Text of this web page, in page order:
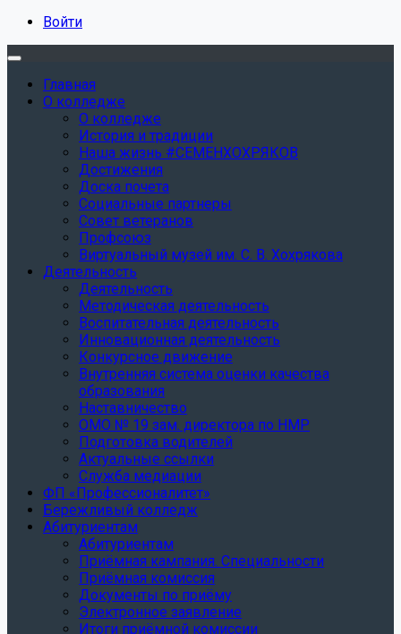
Войти
Главная
О колледже
О колледже
История и традиции
Наша жизнь #СЕМЕНХОХРЯКОВ
Достижения
Доска почета
Социальные партнеры
Совет ветеранов
Профсоюз
Виртуальный музей им. С. В. Хохрякова
Деятельность
Деятельность
Методическая деятельность
Воспитательная деятельность
Инновационная деятельность
Конкурсное движение
Внутренняя система оценки качества
образования
Наставничество
ОМО № 19 зам. директора по НМР
Подготовка водителей
Актуальные ссылки
Служба медиации
ФП «Профессионалитет»
Бережливый колледж
Абитуриентам
Абитуриентам
Приёмная кампания. Специальности
Приёмная комиссия
Документы по приёму
Электронное заявление
Итоги приёмной комиссии